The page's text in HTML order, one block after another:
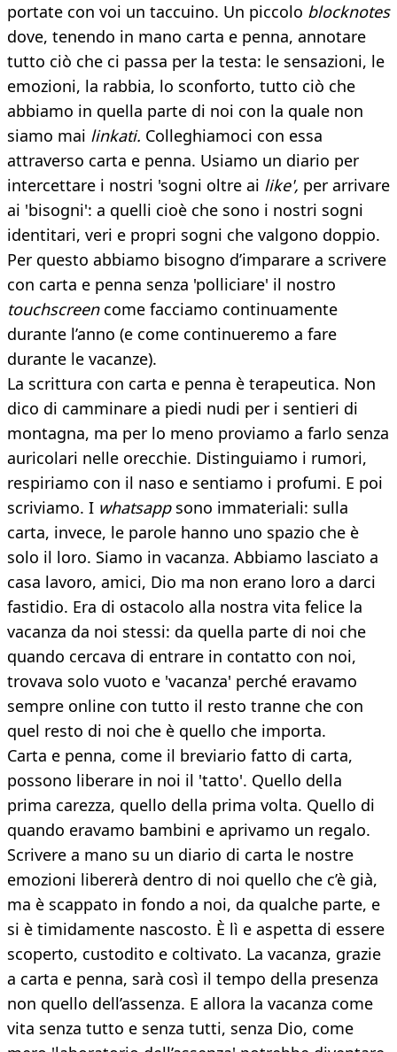
portate con voi un taccuino. Un piccolo blocknotes
dove, tenendo in mano carta e penna, annotare
tutto ciò che ci passa per la testa: le sensazioni, le
emozioni, la rabbia, lo sconforto, tutto ciò che
abbiamo in quella parte di noi con la quale non
siamo mai linkati. Colleghiamoci con essa
attraverso carta e penna. Usiamo un diario per
intercettare i nostri 'sogni oltre ai like', per arrivare
ai 'bisogni': a quelli cioè che sono i nostri sogni
identitari, veri e propri sogni che valgono doppio.
Per questo abbiamo bisogno d’imparare a scrivere
con carta e penna senza 'polliciare' il nostro
touchscreencome facciamo continuamente
durante l’anno (e come continueremo a fare
durante le vacanze).
La scrittura con carta e penna è terapeutica. Non
dico di camminare a piedi nudi per i sentieri di
montagna, ma per lo meno proviamo a farlo senza
auricolari nelle orecchie. Distinguiamo i rumori,
respiriamo con il naso e sentiamo i profumi. E poi
scriviamo. I whatsappsono immateriali: sulla
carta, invece, le parole hanno uno spazio che è
solo il loro. Siamo in vacanza. Abbiamo lasciato a
casa lavoro, amici, Dio ma non erano loro a darci
fastidio. Era di ostacolo alla nostra vita felice la
vacanza da noi stessi: da quella parte di noi che
quando cercava di entrare in contatto con noi,
trovava solo vuoto e 'vacanza' perché eravamo
sempre online con tutto il resto tranne che con
quel resto di noi che è quello che importa.
Carta e penna, come il breviario fatto di carta,
possono liberare in noi il 'tatto'. Quello della
prima carezza, quello della prima volta. Quello di
quando eravamo bambini e aprivamo un regalo.
Scrivere a mano su un diario di carta le nostre
emozioni libererà dentro di noi quello che c’è già,
ma è scappato in fondo a noi, da qualche parte, e
si è timidamente nascosto. È lì e aspetta di essere
scoperto, custodito e coltivato. La vacanza, grazie
a carta e penna, sarà così il tempo della presenza
non quello dell’assenza. E allora la vacanza come
vita senza tutto e senza tutti, senza Dio, come